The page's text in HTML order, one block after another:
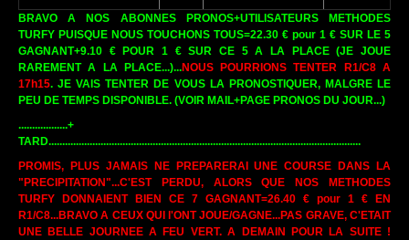
BRAVO A NOS ABONNES PRONOS+UTILISATEURS METHODES
TURFY PUISQUE NOUS TOUCHONS TOUS=22.30 € pour 1 € SUR LE 5
GAGNANT+9.10 € POUR 1 € SUR CE 5 A LA PLACE (JE JOUE
RAREMENT A LA PLACE...)...NOUS POURRIONS TENTER R1/C8 A
17h15. JE VAIS TENTER DE VOUS LA PRONOSTIQUER, MALGRE LE
PEU DE TEMPS DISPONIBLE. (VOIR MAIL+PAGE PRONOS DU JOUR...)
..................+
TARD..................................................................................................................
PROMIS, PLUS JAMAIS NE PREPARERAI UNE COURSE DANS LA
"PRECIPITATION"...C'EST PERDU, ALORS QUE NOS METHODES
TURFY DONNAIENT BIEN CE 7 GAGNANT=26.40 € pour 1 € EN
R1/C8...BRAVO A CEUX QUI l'ONT JOUE/GAGNE...PAS GRAVE, C'ETAIT
UNE BELLE JOURNEE A FEU VERT. A DEMAIN POUR LA SUITE !